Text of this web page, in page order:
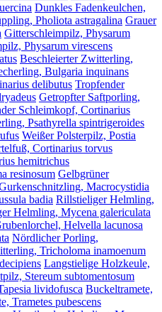
Dunkles Fadenkeulchen,
Pholiota astragalina Grauer
Gitterschleimpilz, Physarum
Physarum virescens
Beschleierter Zwitterling,
Bulgaria inquinans
delibutus Tropfender
Getropfter Saftporling,
Schleimkopf, Cortinarius
Psathyrella spintrigeroides
Weißer Polsterpilz, Postia
Cortinarius torvus
hemitrichus
resinosum Gelbgrüner
Macrocystidia
badia Rillstieliger Helmling,
Helmling, Mycena galericulata
Helvella lacunosa
Nördlicher Porling,
Tricholoma inamoenum
Langstielige Holzkeule,
Stereum subtomentosum
lividofusca Buckeltramete,
Trametes pubescens